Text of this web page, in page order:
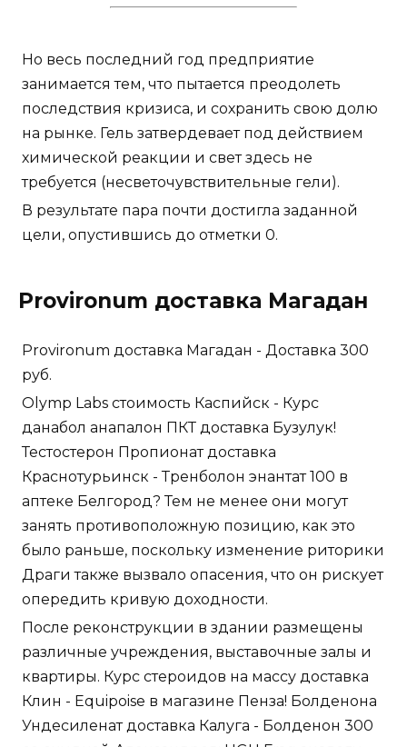
Но весь последний год предприятие
занимается тем, что пытается преодолеть
последствия кризиса, и сохранить свою долю
на рынке. Гель затвердевает под действием
химической реакции и свет здесь не
требуется (несветочувствительные гели).
В результате пара почти достигла заданной
цели, опустившись до отметки 0.
Provironum доставка Магадан
Provironum доставка Магадан - Доставка 300
руб.
Olymp Labs стоимость Каспийск - Курс
данабол анапалон ПКТ доставка Бузулук!
Тестостерон Пропионат доставка
Краснотурьинск - Тренболон энантат 100 в
аптеке Белгород? Тем не менее они могут
занять противоположную позицию, как это
было раньше, поскольку изменение риторики
Драги также вызвало опасения, что он рискует
опередить кривую доходности.
После реконструкции в здании размещены
различные учреждения, выставочные залы и
квартиры. Курс стероидов на массу доставка
Клин - Equipoise в магазине Пенза! Болденона
Ундесиленат доставка Калуга - Болденон 300